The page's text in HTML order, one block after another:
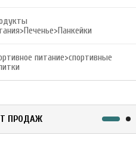
питание>спортивные
ПРОДАЖ